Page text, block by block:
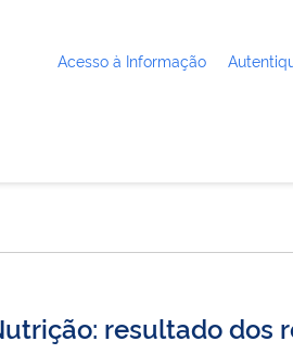
Acesso à Informação
resultado dos